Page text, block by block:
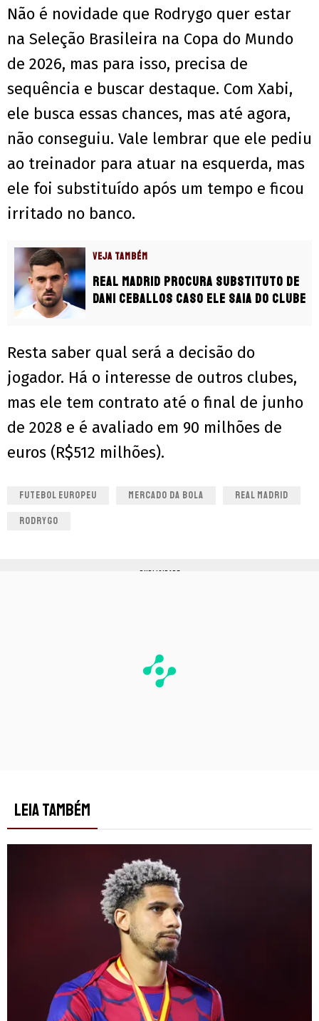
Não é novidade que Rodrygo quer estar
na Seleção Brasileira na Copa do Mundo
de 2026, mas para isso, precisa de
sequência e buscar destaque. Com Xabi,
ele busca essas chances, mas até agora,
não conseguiu. Vale lembrar que ele pediu
ao treinador para atuar na esquerda, mas
ele foi substituído após um tempo e ficou
irritado no banco.
VEJA TAMBÉM
Real Madrid procura substituto de
Dani Ceballos caso ele saia do clube
Resta saber qual será a decisão do
jogador. Há o interesse de outros clubes,
mas ele tem contrato até o final de junho
de 2028 e é avaliado em 90 milhões de
euros (R$512 milhões).
FUTEBOL EUROPEU MERCADO DA BOLA REAL MADRID
RODRYGO
PUBLICIDADE
LEIA TAMBÉM